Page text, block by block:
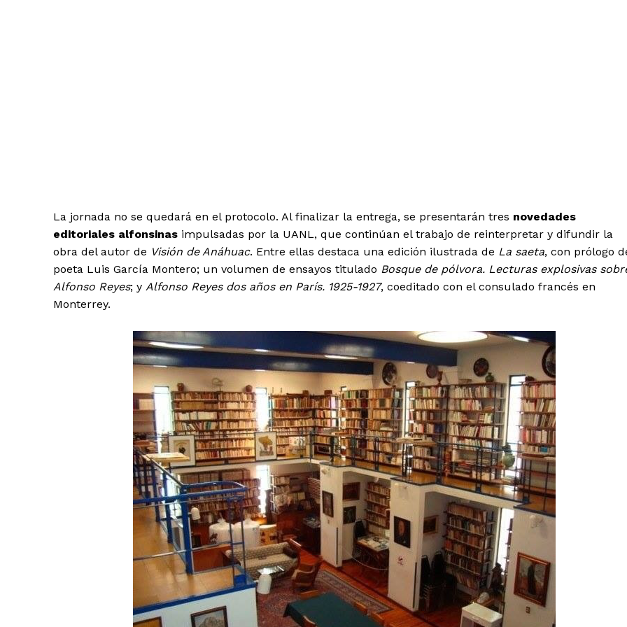
La jornada no se quedará en el protocolo. Al finalizar la entrega, se presentarán tres novedades
editoriales alfonsinas impulsadas por la UANL, que continúan el trabajo de reinterpretar y difundir la
obra del autor de Visión de Anáhuac. Entre ellas destaca una edición ilustrada de La saeta, con prólogo
poeta Luis García Montero; un volumen de ensayos titulado Bosque de pólvora. Lecturas explosivas
Alfonso Reyes; y Alfonso Reyes dos años en París. 1925-1927, coeditado con el consulado francés en
Monterrey.